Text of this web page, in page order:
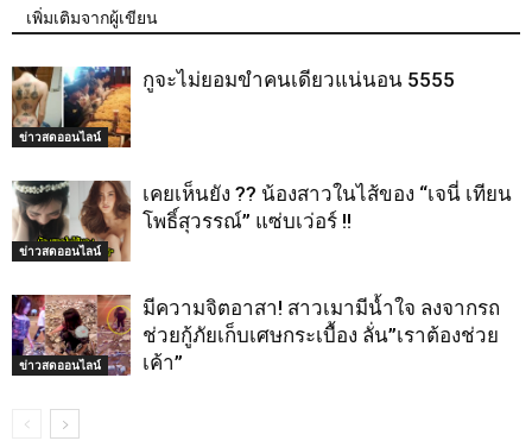
เพิ่มเติมจากผู้เขียน
ข่าวสดออนไลน์
กูจะไม่ยอมขำคนเดียวแน่นอน 5555
ข่าวสดออนไลน์
เคยเห็นยัง ?? น้องสาวในไส้ของ “เจนี่ เทียน
โพธิ์สุวรรณ์” แซ่บเว่อร์ !!
ข่าวสดออนไลน์
มีความจิตอาสา! สาวเมามีน้ำใจ ลงจากรถ
ช่วยกู้ภัยเก็บเศษกระเบื้อง ลั่น”เราต้องช่วย
เค้า”